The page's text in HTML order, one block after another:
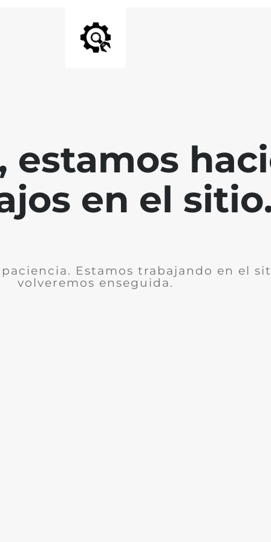
estamos
en el
Estamos trabajando en el
volveremos enseguida.